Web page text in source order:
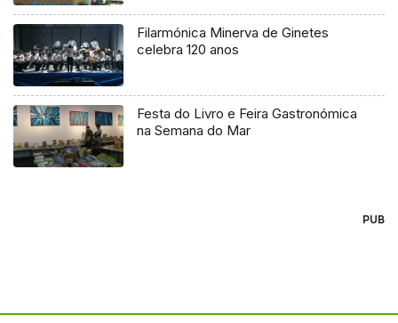
Filarmónica Minerva de Ginetes
celebra 120 anos
Festa do Livro e Feira Gastronómica
na Semana do Mar
PUB